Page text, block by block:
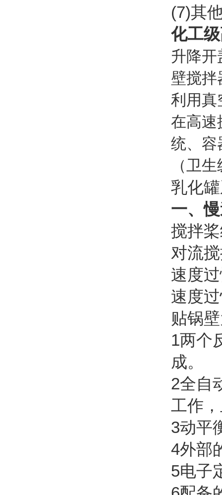
(7)其
化工
升降开
壁搅拌
利用真
在高速
统、容
（卫
乳化
一、
搅拌
对流
速度
速度
贴锅
1两个
成。
2全自
工作
3动平
4外部
5电子